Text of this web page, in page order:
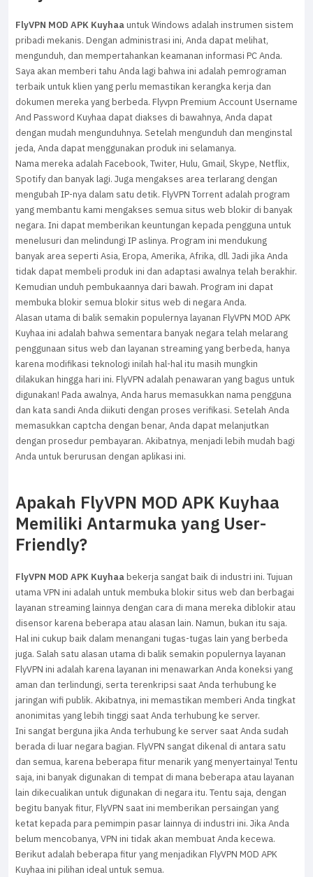
FlyVPN MOD APK Kuyhaauntuk Windows adalah instrumen sistem
pribadi mekanis. Dengan administrasi ini, Anda dapat melihat,
mengunduh, dan mempertahankan keamanan informasi PC Anda.
Saya akan memberi tahu Anda lagi bahwa ini adalah pemrograman
terbaik untuk klien yang perlu memastikan kerangka kerja dan
dokumen mereka yang berbeda. Flyvpn Premium Account Username
And Password Kuyhaa dapat diakses di bawahnya, Anda dapat
dengan mudah mengunduhnya. Setelah mengunduh dan menginstal
jeda, Anda dapat menggunakan produk ini selamanya.
Nama mereka adalah Facebook, Twiter, Hulu, Gmail, Skype, Netflix,
Spotify dan banyak lagi. Juga mengakses area terlarang dengan
mengubah IP-nya dalam satu detik. FlyVPN Torrent adalah program
yang membantu kami mengakses semua situs web blokir di banyak
negara. Ini dapat memberikan keuntungan kepada pengguna untuk
menelusuri dan melindungi IP aslinya. Program ini mendukung
banyak area seperti Asia, Eropa, Amerika, Afrika, dll. Jadi jika Anda
tidak dapat membeli produk ini dan adaptasi awalnya telah berakhir.
Kemudian unduh pembukaannya dari bawah. Program ini dapat
membuka blokir semua blokir situs web di negara Anda.
Alasan utama di balik semakin populernya layanan FlyVPN MOD APK
Kuyhaa ini adalah bahwa sementara banyak negara telah melarang
penggunaan situs web dan layanan streaming yang berbeda, hanya
karena modifikasi teknologi inilah hal-hal itu masih mungkin
dilakukan hingga hari ini. FlyVPN adalah penawaran yang bagus untuk
digunakan! Pada awalnya, Anda harus memasukkan nama pengguna
dan kata sandi Anda diikuti dengan proses verifikasi. Setelah Anda
memasukkan captcha dengan benar, Anda dapat melanjutkan
dengan prosedur pembayaran. Akibatnya, menjadi lebih mudah bagi
Anda untuk berurusan dengan aplikasi ini.
Apakah FlyVPN MOD APK Kuyhaa
Memiliki Antarmuka yang User-
Friendly?
FlyVPN MOD APK Kuyhaabekerja sangat baik di industri ini. Tujuan
utama VPN ini adalah untuk membuka blokir situs web dan berbagai
layanan streaming lainnya dengan cara di mana mereka diblokir atau
disensor karena beberapa atau alasan lain. Namun, bukan itu saja.
Hal ini cukup baik dalam menangani tugas-tugas lain yang berbeda
juga. Salah satu alasan utama di balik semakin populernya layanan
FlyVPN ini adalah karena layanan ini menawarkan Anda koneksi yang
aman dan terlindungi, serta terenkripsi saat Anda terhubung ke
jaringan wifi publik. Akibatnya, ini memastikan memberi Anda tingkat
anonimitas yang lebih tinggi saat Anda terhubung ke server.
Ini sangat berguna jika Anda terhubung ke server saat Anda sudah
berada di luar negara bagian. FlyVPN sangat dikenal di antara satu
dan semua, karena beberapa fitur menarik yang menyertainya! Tentu
saja, ini banyak digunakan di tempat di mana beberapa atau layanan
lain dikecualikan untuk digunakan di negara itu. Tentu saja, dengan
begitu banyak fitur, FlyVPN saat ini memberikan persaingan yang
ketat kepada para pemimpin pasar lainnya di industri ini. Jika Anda
belum mencobanya, VPN ini tidak akan membuat Anda kecewa.
Berikut adalah beberapa fitur yang menjadikan FlyVPN MOD APK
Kuyhaa ini pilihan ideal untuk semua.